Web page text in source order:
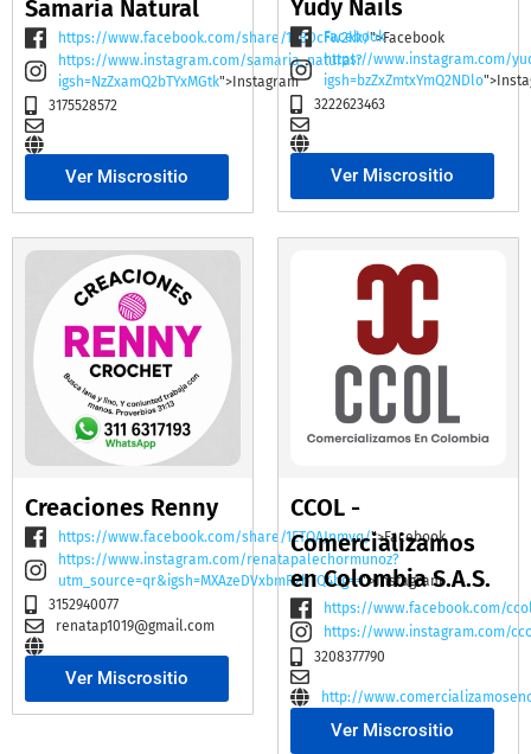
Samaria Natural
https://www.facebook.com/share/19BDcFw2kk/">Facebook
https://www.instagram.com/samaria_natural?
igsh=NzZxamQ2bTYxMGtk">Instagram
3175528572
Ver Miscrositio
Yudy Nails
Facebook
https://www.instagram.com/
igsh=bzZxZmtxYmQ2NDlo
3222623463
Ver Miscrositio
Creaciones Renny
https://www.facebook.com/share/1ETQAJnmvq/">Facebook
https://www.instagram.com/renatapalechormunoz?
utm_source=qr&igsh=MXAzeDVxbmR2bTQ4bg==">Instagram
3152940077
renatap1019@gmail.com
Ver Miscrositio
CCOL -
Comercializamos
en Colombia S.A.S.
https://www.facebook.com/
https://www.instagram.com/
3208377790
http://
Ver Miscrositio